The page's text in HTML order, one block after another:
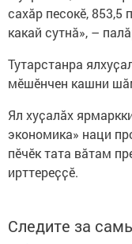
сахӑр песокӗ, 853,5
какай сутнă», –
Тутарстанра
мӗшӗнчен кашни
Ял хуҫалӑх
экономика» наци
пӗчӗк тата вӑтам
ирттереҫҫӗ.
Следите за